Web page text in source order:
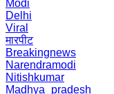
Modi
Delhi
Viral
मारपीट
Breakingnews
Narendramodi
Nitishkumar
Madhya_pradesh